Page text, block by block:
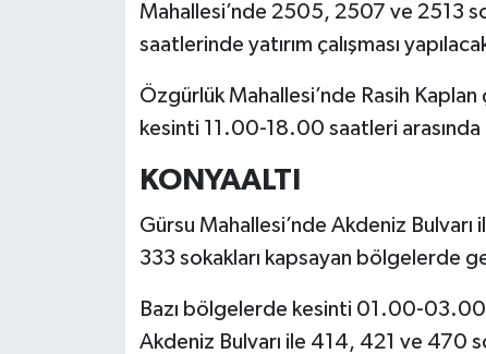
Mahallesi’nde 2505, 2507 ve 2513
saatlerinde yatırım çalışması
Özgürlük Mahallesi’nde Rasih
kesinti 11.00-18.00 saatleri arasında
KONYAALTI
Gürsu Mahallesi’nde Akdeniz
333 sokakları kapsayan bölgelerde
Bazı bölgelerde kesinti 01.00-03.00
Akdeniz Bulvarı ile 414, 421 ve 470